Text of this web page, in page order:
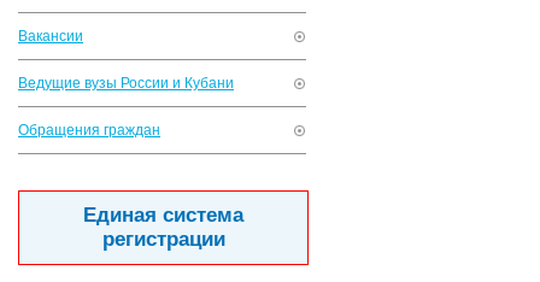
Вакансии
Ведущие вузы России и Кубани
Обращения граждан
Единая система
регистрации